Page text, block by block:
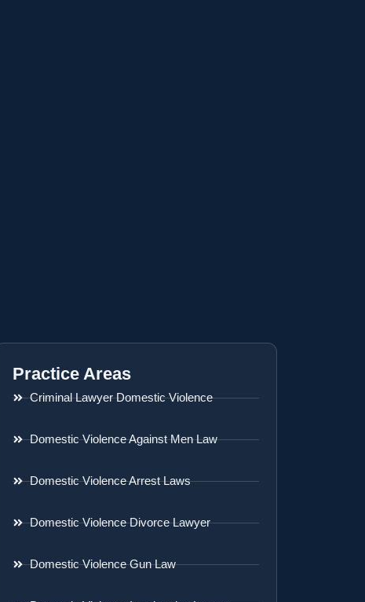
Practice Areas
Criminal Lawyer Domestic Violence
Domestic Violence Against Men Law
Domestic Violence Arrest Laws
Domestic Violence Divorce Lawyer
Domestic Violence Gun Law